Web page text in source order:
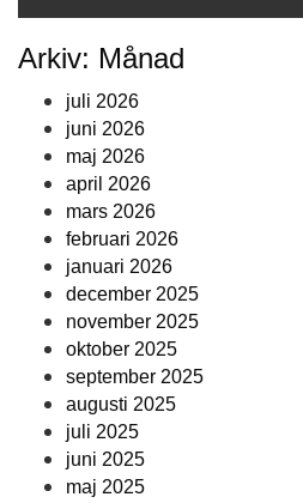
Arkiv: Månad
juli 2026
juni 2026
maj 2026
april 2026
mars 2026
februari 2026
januari 2026
december 2025
november 2025
oktober 2025
september 2025
augusti 2025
juli 2025
juni 2025
maj 2025